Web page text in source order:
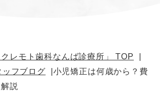
レモト歯科なんば診療所」 TOP
ッフブログ
小児矯正は何歳から？費
説